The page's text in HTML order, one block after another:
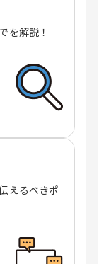
を解説！
えるべきポ